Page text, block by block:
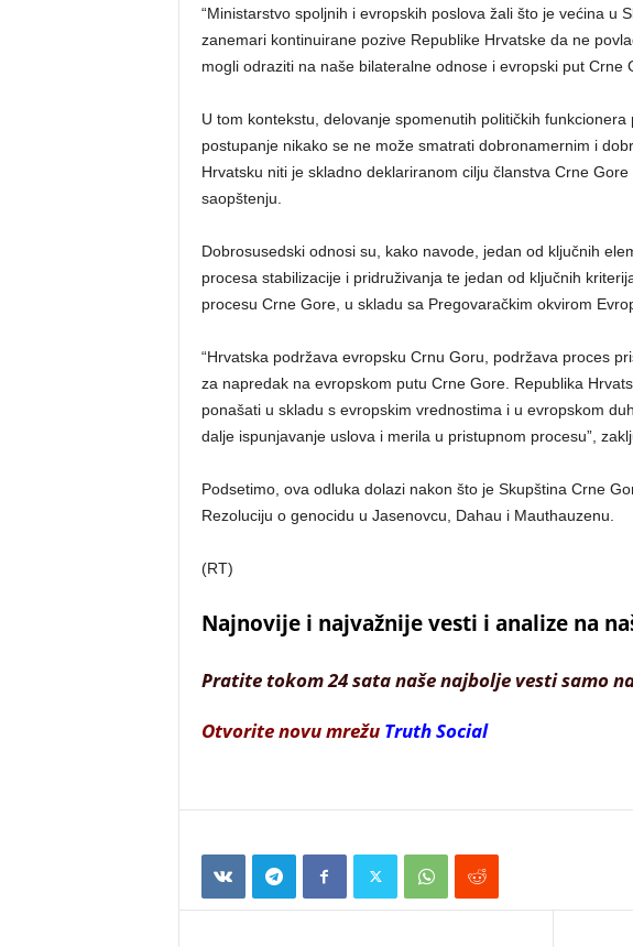
“Ministarstvo spoljnih i evropskih poslova žali što je većina u
zanemari kontinuirane pozive Republike Hrvatske da ne
mogli odraziti na naše bilateralne odnose i evropski put Crne
U tom kontekstu, delovanje spomenutih političkih
postupanje nikako se ne može smatrati dobronamernim i
Hrvatsku niti je skladno deklariranom cilju članstva Crne
saopštenju.
Dobrosusedski odnosi su, kako navode, jedan od ključnih
procesa stabilizacije i pridruživanja te jedan od ključnih
procesu Crne Gore, u skladu sa Pregovaračkim okvirom
“Hrvatska podržava evropsku Crnu Goru, podržava proces
za napredak na evropskom putu Crne Gore. Republika
ponašati u skladu s evropskim vrednostima i u evropskom
dalje ispunjavanje uslova i merila u pristupnom procesu”,
Podsetimo, ova odluka dolazi nakon što je Skupština Crne
Rezoluciju o genocidu u Jasenovcu, Dahau i Mauthauzenu.
(RT)
Najnovije i najvažnije vesti i analize na
Pratite tokom 24 sata naše najbolje vesti samo
Otvorite novu mrežu Truth Social